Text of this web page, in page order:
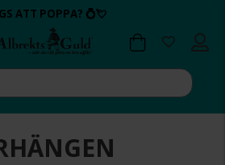
BRA PRISER ✔
DAGS ATT POPPA?
MED KLARNA ✔
BRA PRISER ✔
DAGS ATT POPPA?